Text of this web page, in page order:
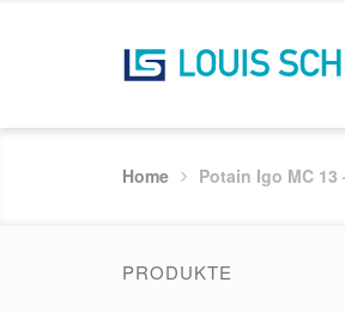
Home Potain Igo MC 13
PRODUKTE